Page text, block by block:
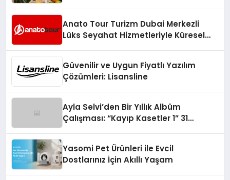
Anato Tour Turizm Dubai Merkezli
Lüks Seyahat Hizmetleriyle Küresel
Güvenilir ve Uygun Fiyatlı Yazılım
Çözümleri: Lisansline
Ayla Selvi’den Bir Yıllık Albüm
Çalışması: “Kayıp Kasetler 1” 31
Yasomi Pet Ürünleri ile Evcil
Dostlarınız İçin Akıllı Yaşam